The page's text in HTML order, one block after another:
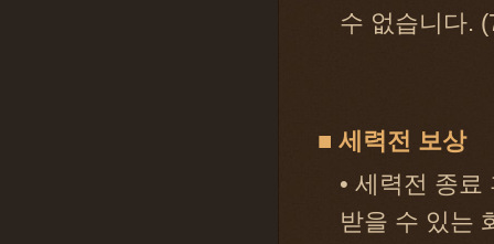
수 없습니다.
■ 세력전 보상
• 세력전 종
받을 수 있는